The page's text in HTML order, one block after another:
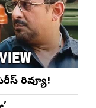
రివ్యూ!